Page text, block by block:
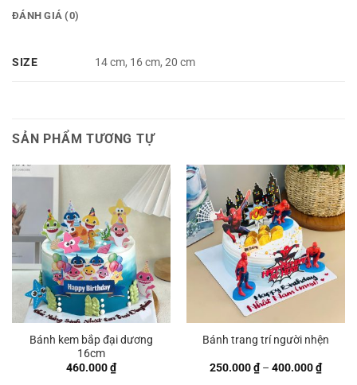
ĐÁNH GIÁ (0)
SIZE 14 cm, 16 cm, 20 cm
SẢN PHẨM TƯƠNG TỰ
Bánh kem bắp đại dương
16cm
460.000₫
Bánh trang trí người nhện
250.000₫ – 400.000₫
giá: